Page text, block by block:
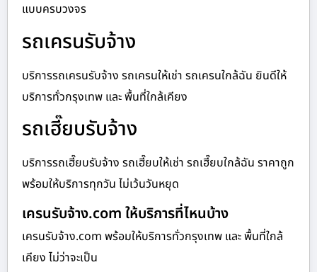
แบบครบวงจร
รถเครนรับจ้าง
บริการรถเครนรับจ้าง รถเครนให้เช่า รถเครนใกล้ฉัน ยินดีให้
บริการทั่วกรุงเทพ และ พื้นที่ใกล้เคียง
รถเฮี๊ยบรับจ้าง
บริการรถเฮี๊ยบรับจ้าง รถเฮี๊ยบให้เช่า รถเฮี๊ยบใกล้ฉัน ราคาถูก
พร้อมให้บริการทุกวัน ไม่เว้นวันหยุด
เครนรับจ้าง.com ให้บริการที่ไหนบ้าง
เครนรับจ้าง.com พร้อมให้บริการทั่วกรุงเทพ และ พื้นที่ใกล้
เคียง ไม่ว่าจะเป็น